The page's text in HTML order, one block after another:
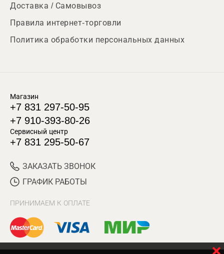
Доставка / Самовывоз
Правила интернет-торговли
Политика обработки персональных данных
Магазин
+7 831 297-50-95
+7 910-393-80-26
Сервисный центр
+7 831 295-50-67
ЗАКАЗАТЬ ЗВОНОК
ГРАФИК РАБОТЫ
ПРИНИМАЕМ К ОПЛАТЕ